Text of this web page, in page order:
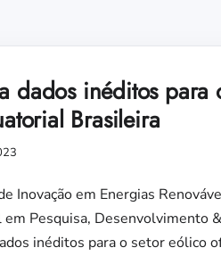
dados inéditos
Brasileira
Inovação em Energias
em Pesquisa, Desenvolvimento
inéditos para o setor eólico